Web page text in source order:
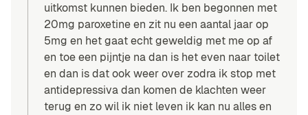
uitkomst kunnen bieden. Ik ben begonnen met
20mg paroxetine en zit nu een aantal jaar op
5mg en het gaat echt geweldig met me op af
en toe een pijntje na dan is het even naar toilet
en dan is dat ook weer over zodra ik stop met
antidepressiva dan komen de klachten weer
terug en zo wil ik niet leven ik kan nu alles en